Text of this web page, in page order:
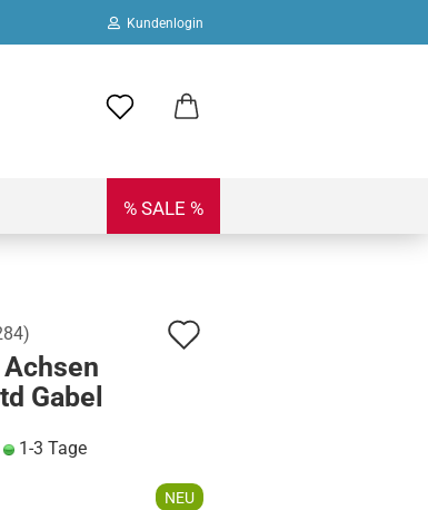
Kundenlogin
% SALE %
)
Achsen
Gabel
1-3 Tage
NEU